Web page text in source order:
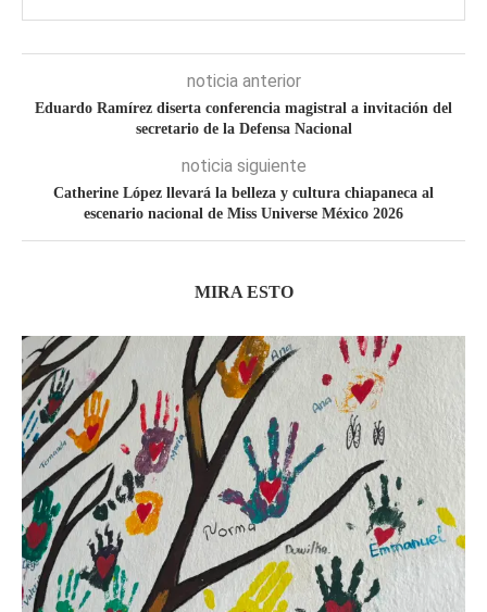
noticia anterior
Eduardo Ramírez diserta conferencia magistral a invitación del
secretario de la Defensa Nacional
noticia siguiente
Catherine López llevará la belleza y cultura chiapaneca al
escenario nacional de Miss Universe México 2026
MIRA ESTO